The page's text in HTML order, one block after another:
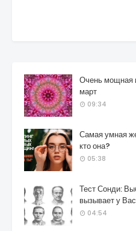
Очень мощная
март
09:34
Самая умная
кто она?
05:38
Тест Сонди:
вызывает у
04:54